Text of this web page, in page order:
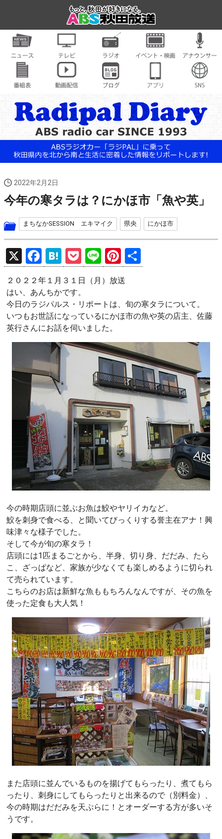
2022年2月2日
今年の寒タラは？にかほ市「魚や英」
まちなかSESSION エキマイク 県央 にかほ市
X
F
a
ce
b
o
o
k
H
at
e
n
a
P
o
ck
et
Li
n
e
Pi
nt
er
es
t
有
２０２２年１月３１日（月）放送
はい、あんちかです。
今日のラジパルス・リポートは、旬の寒タラについて。
いつもお世話になっているにかほ市の魚や英の店主、佐藤
英行さんにお話を伺いました。
今の時期店頭に並ぶお魚は鮫やヤリイカなど。
鮫を刺身で食べる、と聞いてびっくりする誉主在アナ！興
味津々な様子でした。
そして今が旬の寒タラ！
店頭には1匹まるごとから、半身、切り身、だだみ、たら
こ、ざっぱなど、家族が少なくても楽しめるように切られ
て売られています。
こちらのお店は新鮮な魚ももちろんなんですが、その魚を
使った定食も大人気！
また店頭に並んでいるものを揚げてもらったり、煮てもら
ったり、刺身にしてもらったりと出来るので（別料金）、
今の時期はだだみを天ぷらに！とオーダーする方が多いそ
うです。